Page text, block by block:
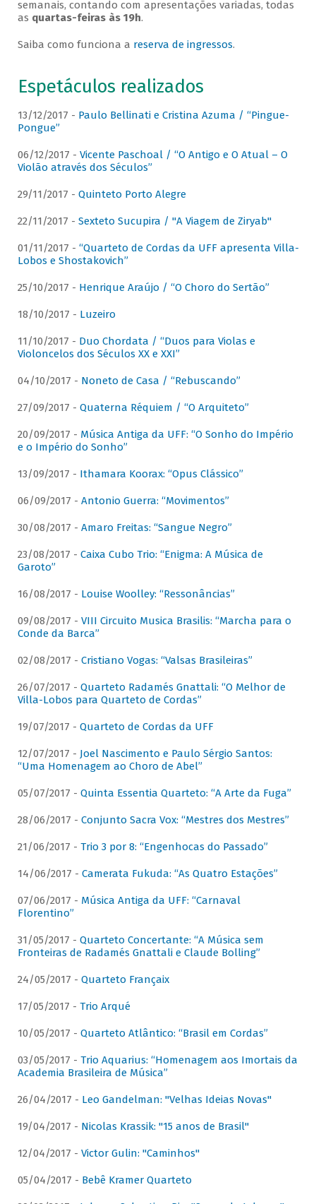
semanais, contando com apresentações variadas, todas
as quartas-feiras às 19h.
Saiba como funciona a reserva de ingressos.
Espetáculos realizados
13/12/2017 - Paulo Bellinati e Cristina Azuma / “Pingue-
Pongue”
06/12/2017 - Vicente Paschoal / “O Antigo e O Atual – O
Violão através dos Séculos”
29/11/2017 - Quinteto Porto Alegre
22/11/2017 - Sexteto Sucupira / "A Viagem de Ziryab"
01/11/2017 - “Quarteto de Cordas da UFF apresenta Villa-
Lobos e Shostakovich”
25/10/2017 - Henrique Araújo / “O Choro do Sertão”
18/10/2017 - Luzeiro
11/10/2017 - Duo Chordata / “Duos para Violas e
Violoncelos dos Séculos XX e XXI”
04/10/2017 - Noneto de Casa / “Rebuscando”
27/09/2017 - Quaterna Réquiem / “O Arquiteto”
20/09/2017 - Música Antiga da UFF: “O Sonho do Império
e o Império do Sonho”
13/09/2017 - Ithamara Koorax: “Opus Clássico”
06/09/2017 - Antonio Guerra: “Movimentos”
30/08/2017 - Amaro Freitas: “Sangue Negro”
23/08/2017 - Caixa Cubo Trio: “Enigma: A Música de
Garoto”
16/08/2017 - Louise Woolley: “Ressonâncias”
09/08/2017 - VIII Circuito Musica Brasilis: “Marcha para o
Conde da Barca”
02/08/2017 - Cristiano Vogas: “Valsas Brasileiras”
26/07/2017 - Quarteto Radamés Gnattali: “O Melhor de
Villa-Lobos para Quarteto de Cordas”
19/07/2017 - Quarteto de Cordas da UFF
12/07/2017 - Joel Nascimento e Paulo Sérgio Santos:
“Uma Homenagem ao Choro de Abel”
05/07/2017 - Quinta Essentia Quarteto: “A Arte da Fuga”
28/06/2017 - Conjunto Sacra Vox: “Mestres dos Mestres”
21/06/2017 - Trio 3 por 8: “Engenhocas do Passado”
14/06/2017 - Camerata Fukuda: “As Quatro Estações”
07/06/2017 - Música Antiga da UFF: “Carnaval
Florentino”
31/05/2017 - Quarteto Concertante: “A Música sem
Fronteiras de Radamés Gnattali e Claude Bolling”
24/05/2017 - Quarteto Françaix
17/05/2017 - Trio Arqué
10/05/2017 - Quarteto Atlântico: “Brasil em Cordas”
03/05/2017 - Trio Aquarius: “Homenagem aos Imortais da
Academia Brasileira de Música”
26/04/2017 - Leo Gandelman: "Velhas Ideias Novas"
19/04/2017 - Nicolas Krassik: "15 anos de Brasil"
12/04/2017 - Victor Gulin: "Caminhos"
05/04/2017 - Bebê Kramer Quarteto